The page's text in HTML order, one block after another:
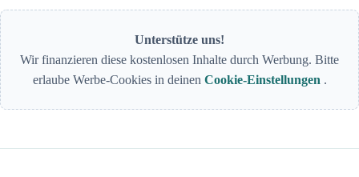
Unterstütze uns!
Wir finanzieren diese kostenlosen Inhalte durch Werbung. Bitte
erlaube Werbe-Cookies in deinen Cookie-Einstellungen .